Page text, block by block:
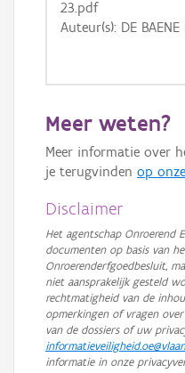
23.pdf
Auteur(s): DE
Meer weten?
Meer informatie over
je terugvinden op
Disclaimer
Het agentschap Onroerend
documenten op basis van
Onroerenderfgoedbesluit,
niet aansprakelijk gesteld
rechtmatigheid van de
opmerkingen of vragen
van de dossiers of uw
informatie in onze